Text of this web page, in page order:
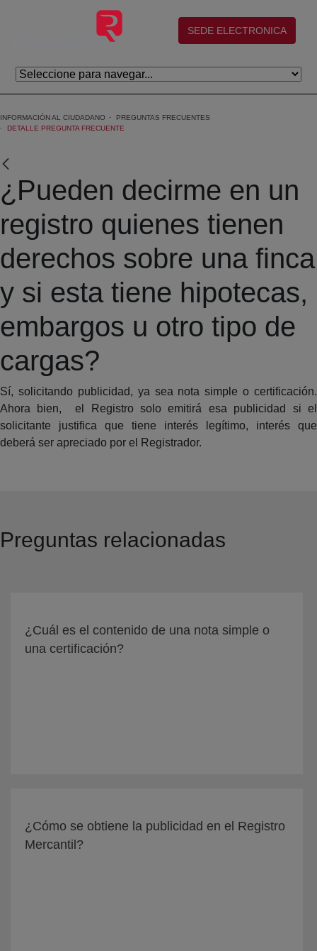
Skip to Main Content
(abre en nueva ventana)
SEDE ELECTRONICA
INFORMACIÓN AL CIUDADANO
PREGUNTAS FRECUENTES
DETALLE PREGUNTA FRECUENTE
¿Pueden decirme en un
registro quienes tienen
derechos sobre una finca
y si esta tiene hipotecas,
embargos u otro tipo de
cargas?
Sí, solicitando publicidad, ya sea nota simple o certificación.
Ahora bien, el Registro solo emitirá esa publicidad si el
solicitante justifica que tiene interés legítimo, interés que
deberá ser apreciado por el Registrador.
Preguntas relacionadas
¿Cuál es el contenido de una nota simple o
una certificación?
¿Cómo se obtiene la publicidad en el Registro
Mercantil?